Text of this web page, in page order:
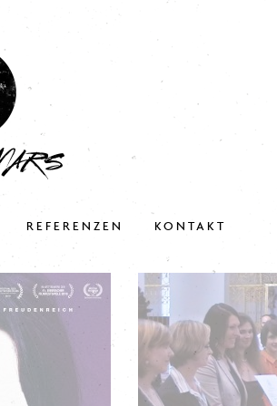
REFERENZEN KONTAKT